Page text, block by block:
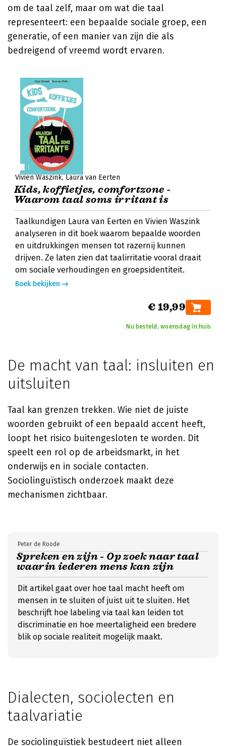
om de taal zelf, maar om wat die taal
representeert: een bepaalde sociale groep, een
generatie, of een manier van zijn die als
bedreigend of vreemd wordt ervaren.
Vivien Waszink Laura van Eerten
Kids, koffietjes, comfortzone -
Waarom taal soms irritant is
Taalkundigen Laura van Eerten en Vivien Waszink
analyseren in dit boek waarom bepaalde woorden
en uitdrukkingen mensen tot razernij kunnen
drijven. Ze laten zien dat taalirritatie vooral draait
om sociale verhoudingen en groepsidentiteit.
Boek bekijken
€ 19,99
Nu besteld, woensdag in huis
De macht van taal: insluiten en
uitsluiten
Taal kan grenzen trekken. Wie niet de juiste
woorden gebruikt of een bepaald accent heeft,
loopt het risico buitengesloten te worden. Dit
speelt een rol op de arbeidsmarkt, in het
onderwijs en in sociale contacten.
Sociolinguïstisch onderzoek maakt deze
mechanismen zichtbaar.
Spreken en zijn - Op zoek naar taal
waarin iederen mens kan zijn
Peter de Roode
Dit artikel gaat over hoe taal macht heeft om
mensen in te sluiten of juist uit te sluiten. Het
beschrijft hoe labeling via taal kan leiden tot
discriminatie en hoe meertaligheid een bredere
blik op sociale realiteit mogelijk maakt.
Dialecten, sociolecten en
taalvariatie
De sociolinguïstiek bestudeert niet alleen